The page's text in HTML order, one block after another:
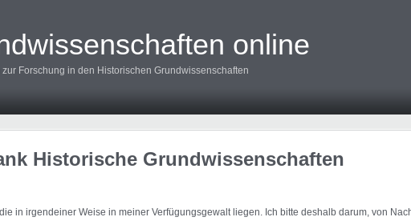
online
zur Forschung in den Historischen Grundwissenschaften
Historische Grundwissenschaften
in irgendeiner Weise in meiner Verfügungsgewalt liegen. Ich bitte deshalb darum, von